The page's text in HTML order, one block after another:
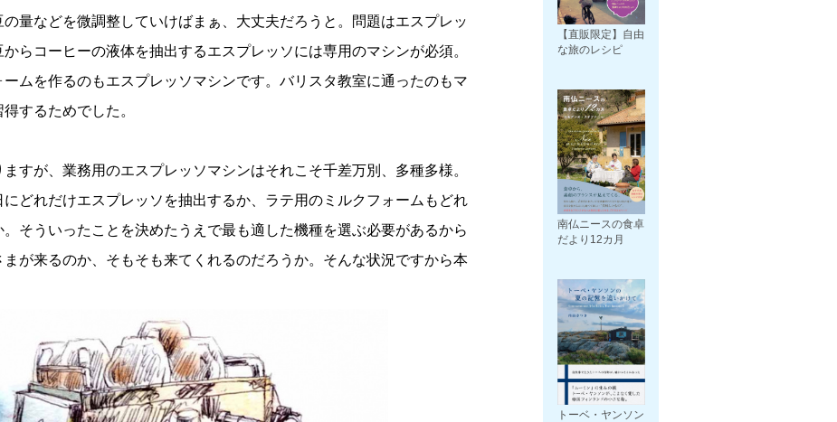
量などを微調整していけばまぁ、大丈夫だろうと。問題はエスプレッ
らコーヒーの液体を抽出するエスプレッソには専用のマシンが必須。
ムを作るのもエスプレッソマシンです。バリスタ教室に通ったのもマ
するためでした。
すが、業務用のエスプレッソマシンはそれこそ千差万別、多種多様。
どれだけエスプレッソを抽出するか、ラテ用のミルクフォームもどれ
。そういったことを決めたうえで最も適した機種を選ぶ必要があるから
が来るのか、そもそも来てくれるのだろうか。そんな状況ですから本
【直販限定】自由
な旅のレシピ
南仏ニースの食卓
だより12カ月
トーベ・ヤンソン